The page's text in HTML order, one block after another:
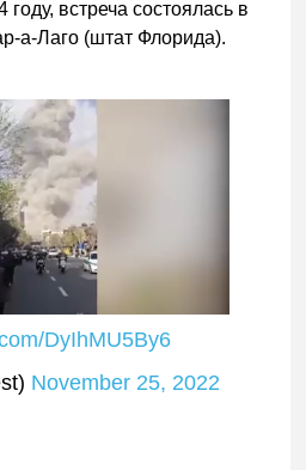
встреча состоялась в
а-Лаго (штат Флорида).
DyIhMU5By6
November 25, 2022